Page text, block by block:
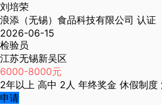
刘培荣
浪添（无锡）食品科技有限公司 认证
2026-06-15
检验员
江苏无锡新吴区
6000-8000元
2年以上 高中 2人 年终奖金 休假制度
申请